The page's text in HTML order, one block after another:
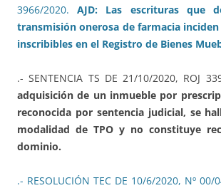
3966/2020.AJD: Las escrituras que
transmisión onerosa de farmacia inciden
inscribibles en el Registro de Bienes
.- SENTENCIA TS DE 21/10/2020, ROJ
adquisición de un inmueble por
reconocida por sentencia judicial, se
modalidad de TPO y no constituye
dominio.
.- RESOLUCIÓN TEC DE 10/6/2020, Nº